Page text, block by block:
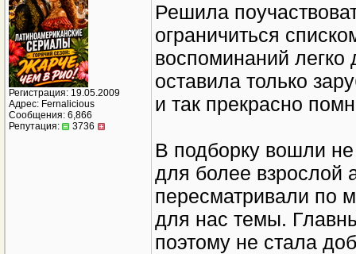
Регистрация: 19.05.2009
Адрес: Fernalicious
Сообщения: 6,866
Репутация:
3736
Решила
ограничиться
воспоминаний
оставила только
и так прекрасно
В подборку вошли
для более взрослой
пересматривали по
для нас темы.
поэтому не стала